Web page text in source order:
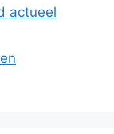
actueel